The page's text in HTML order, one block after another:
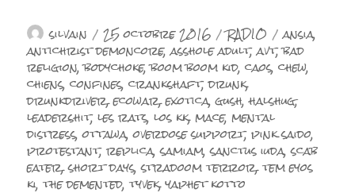
Auteur
silvain Publié
le
25 octobre 2016 Catégories
RADIO Étiquettes
ansia,
antichrist demoncore,asshole adult,avt,bad
religion,bodychoke,boom boom kid,caos,chew,
chiens,confines,crankshaft,drunk,
drunkdriver,ecowar,exotica,gush,halshug,
leadershit,les rats,los kk,mace,mental
distress,ottawa,overdose support,pink saido,
protestant,replica,samiam,sanctus iuda,scab
eater,short days,stradoom terror,tem eyos
ki,the demented,tyvek,yaphet kotto